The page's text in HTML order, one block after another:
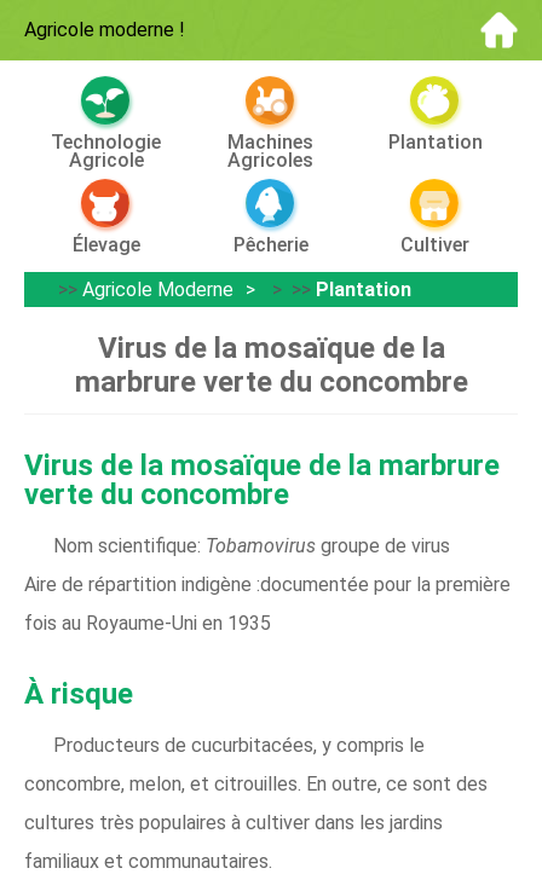
Agricole moderne !
Technologie
Agricole
Machines
Agricoles
Plantation
Élevage Pêcherie
Cultiver
>> Agricole Moderne > >> Plantation
Virus de la mosaïque de la
marbrure verte du concombre
Virus de la mosaïque de la marbrure
verte du concombre
Nom scientifique: Tobamovirus groupe de virus
Aire de répartition indigène :documentée pour la première
fois au Royaume-Uni en 1935
À risque
Producteurs de cucurbitacées, y compris le
concombre, melon, et citrouilles. En outre, ce sont des
cultures très populaires à cultiver dans les jardins
familiaux et communautaires.